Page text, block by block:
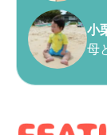
小
母